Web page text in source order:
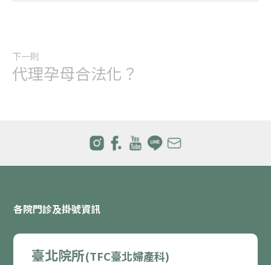
下一則
代理孕母合法化？
各院門診及掛號資訊
臺北院所(TFC臺北婦產科)